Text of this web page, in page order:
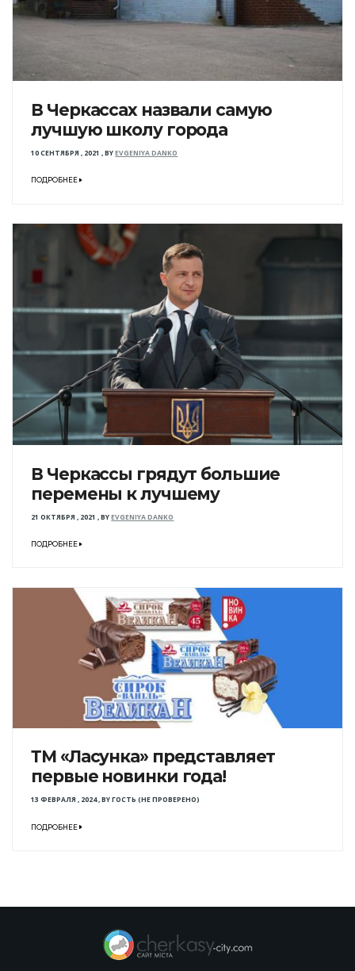
В Черкассах назвали самую
лучшую школу города
10 СЕНТЯБРЯ , 2021 ,BYEVGENIYA DANKO
ПОДРОБНЕЕ
В Черкассы грядут большие
перемены к лучшему
21 ОКТЯБРЯ , 2021 ,BYEVGENIYA DANKO
ПОДРОБНЕЕ
ТМ «Ласунка» представляет
первые новинки года!
13 ФЕВРАЛЯ , 2024,BYГОСТЬ (НЕ ПРОВЕРЕНО)
ПОДРОБНЕЕ